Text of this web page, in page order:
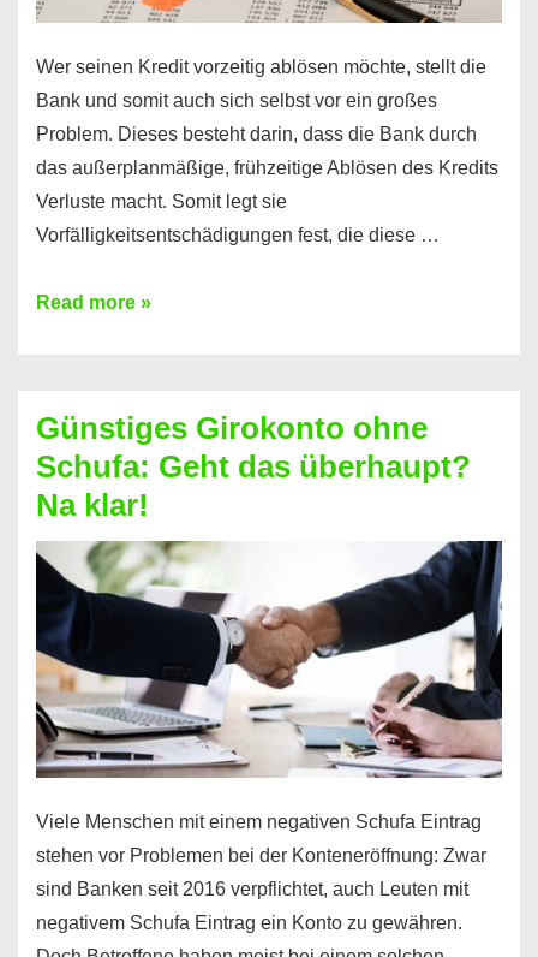
Wer seinen Kredit vorzeitig ablösen möchte, stellt die
Bank und somit auch sich selbst vor ein großes
Problem. Dieses besteht darin, dass die Bank durch
das außerplanmäßige, frühzeitige Ablösen des Kredits
Verluste macht. Somit legt sie
Vorfälligkeitsentschädigungen fest, die diese …
Kredit
dabei
profitieren
–
So
funktioniert’s
Read more »
Günstiges Girokonto ohne
Schufa: Geht das überhaupt?
Na klar!
Viele Menschen mit einem negativen Schufa Eintrag
stehen vor Problemen bei der Konteneröffnung: Zwar
sind Banken seit 2016 verpflichtet, auch Leuten mit
negativem Schufa Eintrag ein Konto zu gewähren.